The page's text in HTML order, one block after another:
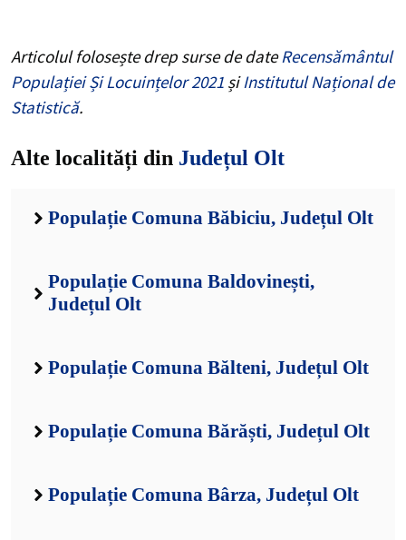
Articolul folosește drep surse de dateRecensământul
Populației Și Locuințelor 2021 șiInstitutul Național de
Statistică.
Alte localități din Județul Olt
Populație Comuna Băbiciu, Județul Olt
Populație Comuna Baldovinești,
Județul Olt
Populație Comuna Bălteni, Județul Olt
Populație Comuna Bărăști, Județul Olt
Populație Comuna Bârza, Județul Olt